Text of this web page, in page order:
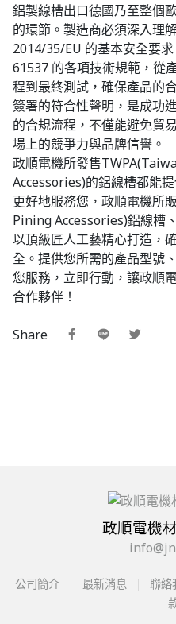
鋁製線槽出口德國乃至整個
的環節。製造商必須深入理
2014/35/EU 的基本安全要
61537 的各項技術規範，從
程到最終測試，確保產品的
簽署的符合性聲明，是成功
的合規流程，不僅能避免貿
場上的競爭力與品牌信譽。
政順電機所發售
Accessories)的鋁線槽都能
更好地服務您，政順電機所
Pining Accessories)鋁線槽
以頂級匠人工藝精心打造，
全。提供您所需的產品型號
您服務，立即行動，讓政順
合作夥伴！
Share
政順電機
公司簡介 最新消息 聯絡